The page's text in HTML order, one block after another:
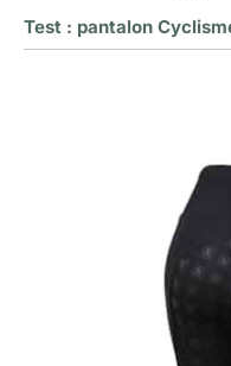
Test : pantalon